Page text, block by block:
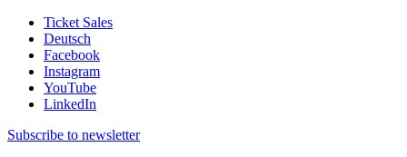
Ticket Sales
Deutsch
Facebook
Instagram
YouTube
LinkedIn
Subscribe to newsletter